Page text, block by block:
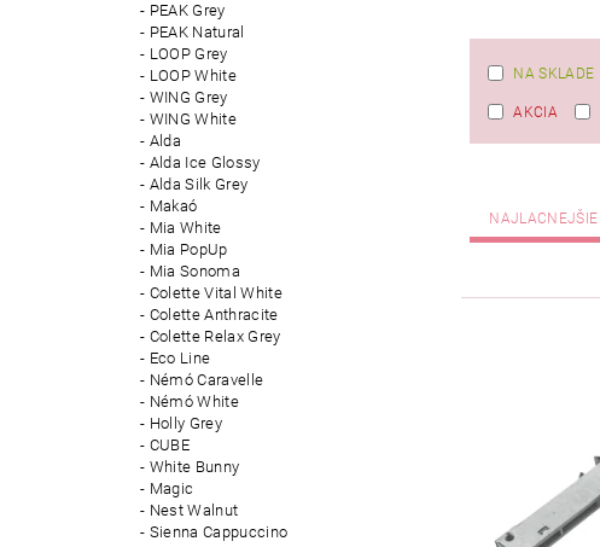
PEAK Grey
PEAK Natural
LOOP Grey
LOOP White
WING Grey
WING White
Alda
Alda Ice Glossy
Alda Silk Grey
Makaó
Mia White
Mia PopUp
Mia Sonoma
Colette Vital White
Colette Anthracite
Colette Relax Grey
Eco Line
Némó Caravelle
Némó White
Holly Grey
CUBE
White Bunny
Magic
Nest Walnut
Sienna Cappuccino
NA SKLADE
AKCIA
NAJLACNEJŠIE